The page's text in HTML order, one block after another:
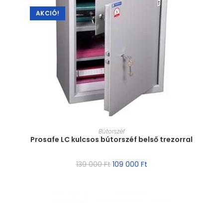
AKCIÓ!
MÉRET VÁLASZTÁSA
Bútorszéf
Prosafe LC kulcsos bútorszéf belső trezorral
139 000Ft 109 000 Ft